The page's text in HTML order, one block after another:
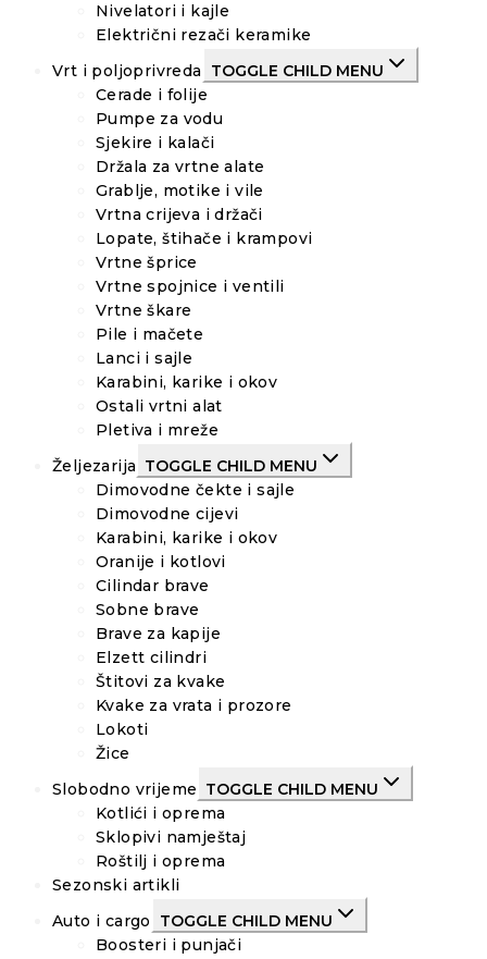
Nivelatori i kajle
Električni rezači keramike
Vrt i poljoprivreda
TOGGLE CHILD MENU
Cerade i folije
Pumpe za vodu
Sjekire i kalači
Držala za vrtne alate
Grablje, motike i vile
Vrtna crijeva i držači
Lopate, štihače i krampovi
Vrtne šprice
Vrtne spojnice i ventili
Vrtne škare
Pile i mačete
Lanci i sajle
Karabini, karike i okov
Ostali vrtni alat
Pletiva i mreže
Željezarija TOGGLE CHILD MENU
Dimovodne čekte i sajle
Dimovodne cijevi
Karabini, karike i okov
Oranije i kotlovi
Cilindar brave
Sobne brave
Brave za kapije
Elzett cilindri
Štitovi za kvake
Kvake za vrata i prozore
Lokoti
Žice
Slobodno vrijeme TOGGLE CHILD MENU
Kotlići i oprema
Sklopivi namještaj
Roštilj i oprema
Sezonski artikli
Auto i cargo
TOGGLE CHILD MENU
Boosteri i punjači